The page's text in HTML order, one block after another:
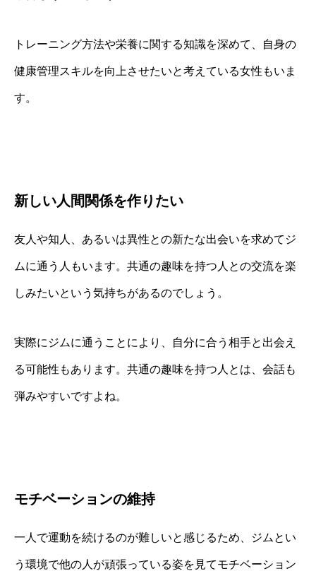
トレーニング方法や栄養に関する知識を深めて、自身の
健康管理スキルを向上させたいと考えている女性もいま
す。
新しい人間関係を作りたい
友人や知人、あるいは異性との新たな出会いを求めてジ
ムに通う人もいます。共通の趣味を持つ人との交流を楽
しみたいという気持ちがあるのでしょう。
実際にジムに通うことにより、自分に合う相手と出会え
る可能性もあります。共通の趣味を持つ人とは、会話も
弾みやすいですよね。
モチベーションの維持
一人で運動を続けるのが難しいと感じるため、ジムとい
う環境で他の人が頑張っている姿を見てモチベーション